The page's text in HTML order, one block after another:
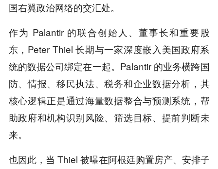
国右翼政治网络的交汇处。
作为 Palantir 的联合创始人、董事长和重要股
东，Peter Thiel 长期与一家深度嵌入美国政府系
统的数据公司绑定在一起。Palantir 的业务横跨国
防、情报、移民执法、税务和企业数据分析，其
核心逻辑正是通过海量数据整合与预测系统，帮
助政府和机构识别风险、筛选目标、提前判断未
来。
也因此，当 Thiel 被曝在阿根廷购置房产、安排子